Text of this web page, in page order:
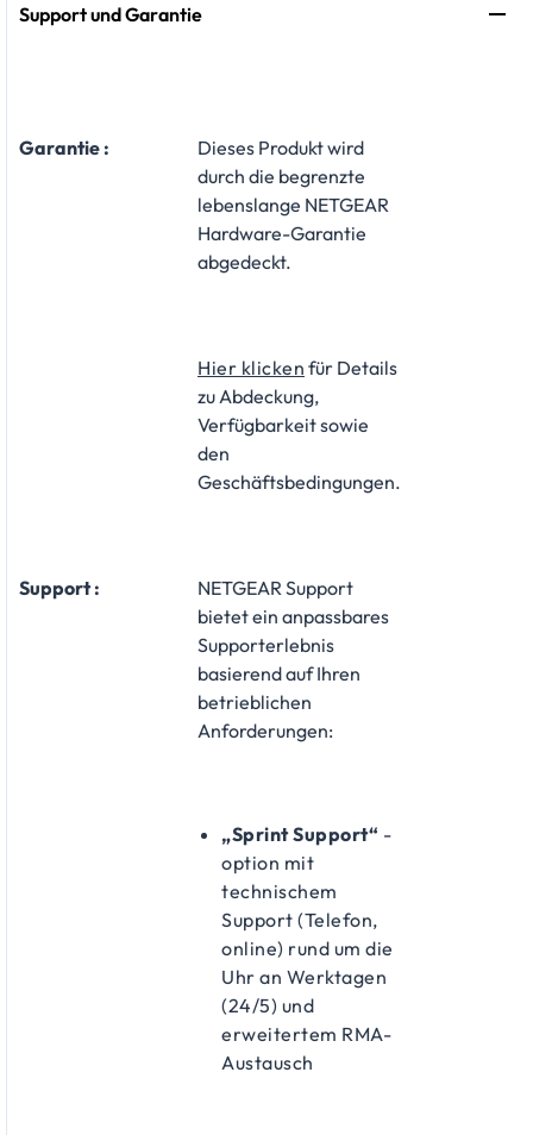
Support und Garantie
Garantie :
Dieses Produkt wird
durch die begrenzte
lebenslange NETGEAR
Hardware-Garantie
abgedeckt.
Hier klicken für Details
zu Abdeckung,
Verfügbarkeit sowie
den
Geschäftsbedingungen.
Support :
NETGEAR Support
bietet ein anpassbares
Supporterlebnis
basierend auf Ihren
betrieblichen
Anforderungen:
„Sprint Support“ -
option mit
technischem
Support (Telefon,
online) rund um die
Uhr an Werktagen
(24/5) und
erweitertem RMA-
Austausch